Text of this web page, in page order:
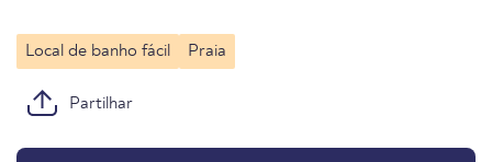
Local de banho fácil Praia
Partilhar